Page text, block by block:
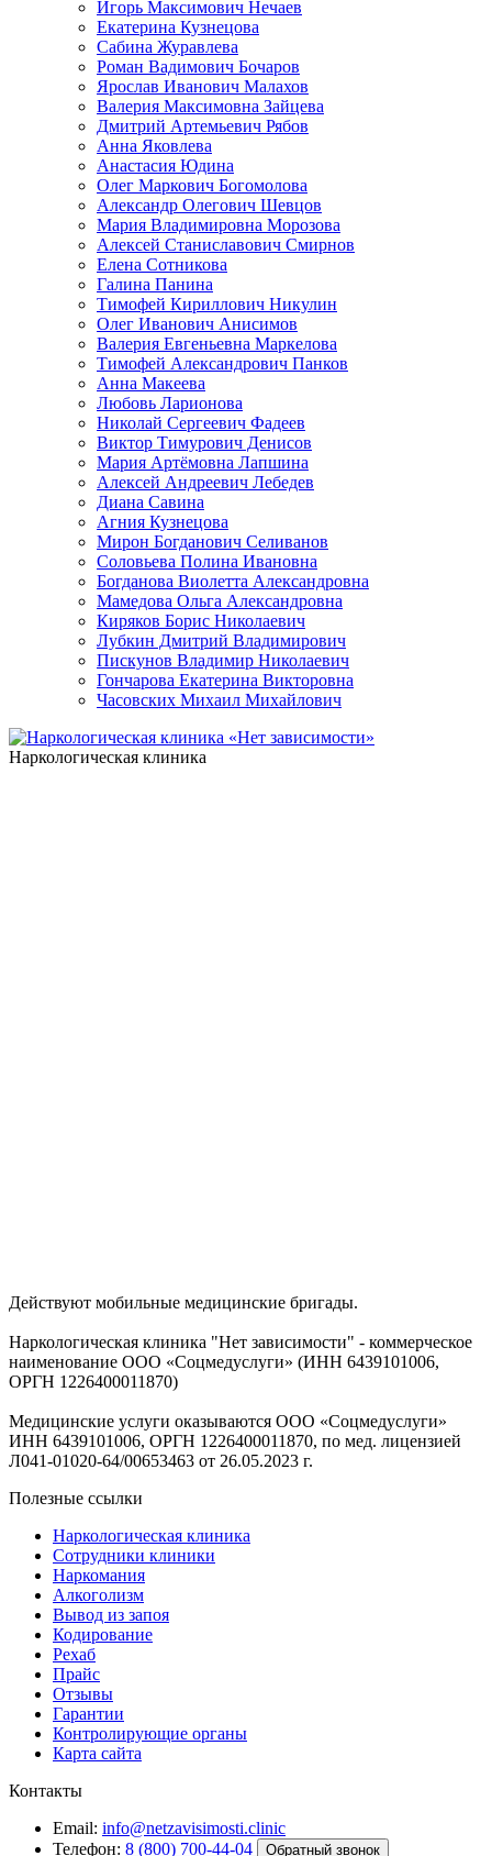
Игорь Максимович Нечаев
Екатерина Кузнецова
Сабина Журавлева
Роман Вадимович Бочаров
Ярослав Иванович Малахов
Валерия Максимовна Зайцева
Дмитрий Артемьевич Рябов
Анна Яковлева
Анастасия Юдина
Олег Маркович Богомолова
Александр Олегович Шевцов
Мария Владимировна Морозова
Алексей Станиславович Смирнов
Елена Сотникова
Галина Панина
Тимофей Кириллович Никулин
Олег Иванович Анисимов
Валерия Евгеньевна Маркелова
Тимофей Александрович Панков
Анна Макеева
Любовь Ларионова
Николай Сергеевич Фадеев
Виктор Тимурович Денисов
Мария Артёмовна Лапшина
Алексей Андреевич Лебедев
Диана Савина
Агния Кузнецова
Мирон Богданович Селиванов
Соловьева Полина Ивановна
Богданова Виолетта Александровна
Мамедова Ольга Александровна
Киряков Борис Николаевич
Лубкин Дмитрий Владимирович
Пискунов Владимир Николаевич
Гончарова Екатерина Викторовна
Часовских Михаил Михайлович
Наркологическая клиника
Действуют мобильные медицинские бригады.
Наркологическая клиника "Нет зависимости" - коммерческое
наименование ООО «Соцмедуслуги» (ИНН 6439101006,
ОРГН 1226400011870)
Медицинские услуги оказываются ООО «Соцмедуслуги»
ИНН 6439101006, ОРГН 1226400011870, по мед. лицензией
Л041-01020-64/00653463 от 26.05.2023 г.
Полезные ссылки
Наркологическая клиника
Сотрудники клиники
Наркомания
Алкоголизм
Вывод из запоя
Кодирование
Рехаб
Прайс
Отзывы
Гарантии
Контролирующие органы
Карта сайта
Контакты
Email: info@netzavisimosti.clinic
Телефон: 8 (800) 700-44-04 Обратный звонок